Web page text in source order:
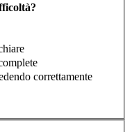
correttamente